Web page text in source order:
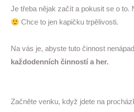
Je třeba nějak začít a pokusit se o to.
Chce to jen kapičku trpělivosti.
Na vás je, abyste tuto činnost
každodenních činností a her.
Začněte venku, když jdete na